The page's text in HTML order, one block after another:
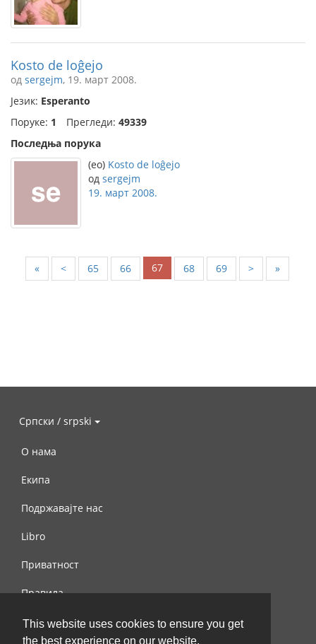
This website uses cookies to ensure you get
the best experience on our website.
Kosto de loĝejo
од sergejm, 19. март 2008.
Језик: Esperanto
Поруке: 1 Прегледи: 49339
Последња порука
(eo) Kosto de loĝejo
од sergejm
19. март 2008.
« < 65 66 67 68 69 > »
Српски / srpski
О нама
Екипа
Подржавајте нас
Libro
Приватност
Правила
Контактирајте нас